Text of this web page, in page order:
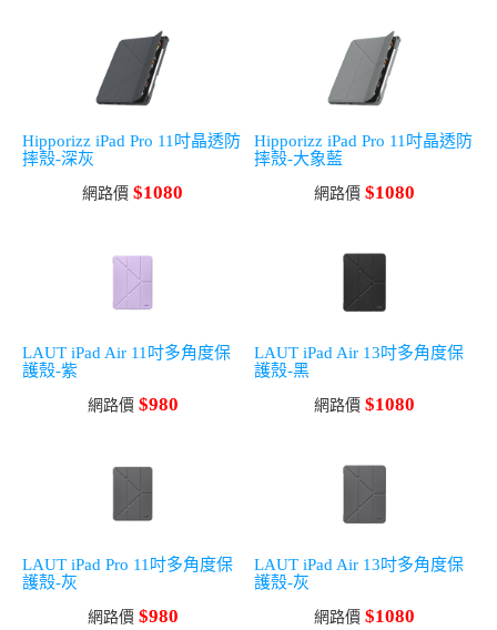
Hipporizz iPad Pro 11吋晶透防
摔殼-深灰
網路價 $1080
Hipporizz iPad Pro 11吋晶透防
摔殼-大象藍
網路價 $1080
LAUT iPad Air 11吋多角度保
護殼-紫
網路價 $980
LAUT iPad Air 13吋多角度保
護殼-黑
網路價 $1080
LAUT iPad Pro 11吋多角度保
護殼-灰
網路價 $980
LAUT iPad Air 13吋多角度保
護殼-灰
網路價 $1080